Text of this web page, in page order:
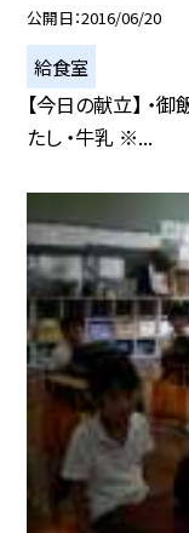
公開日 2016/06/20
給食室
【今日の献立】 ・
たし ・牛乳 ※...